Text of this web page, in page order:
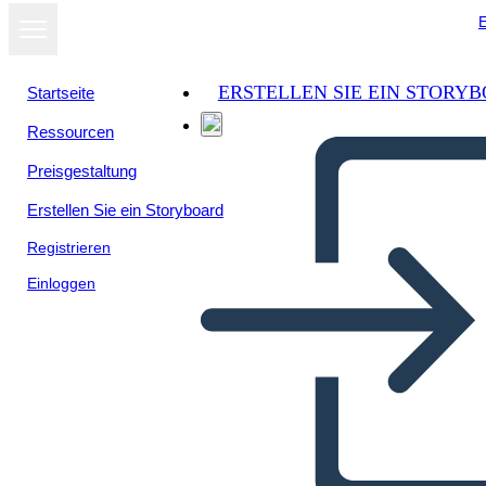
Startseite
Ressourcen
Preisgestaltung
Erstellen Sie ein Storyboard
Registrieren
Einloggen
ERSTELLEN SIE EIN
Als Diashow
ansehen